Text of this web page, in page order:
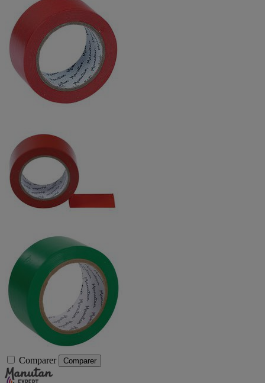
Comparer Comparer